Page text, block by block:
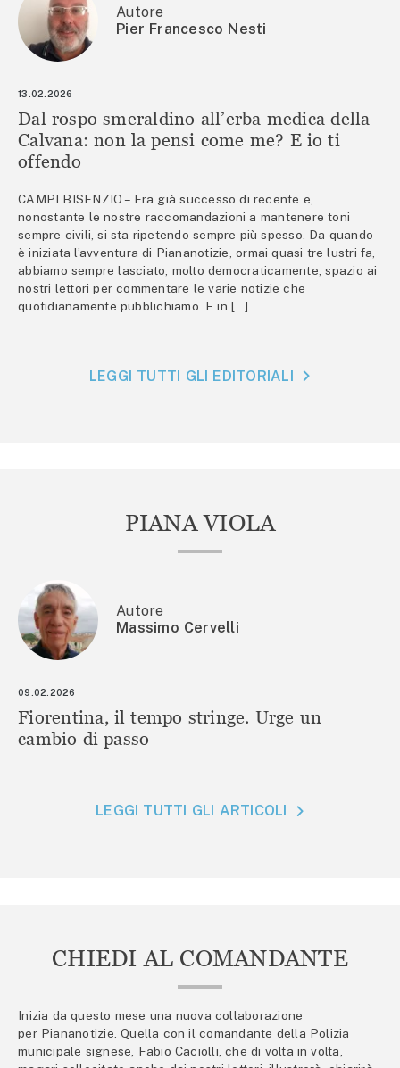
Autore
Pier Francesco Nesti
13.02.2026
Dal rospo smeraldino all’erba medica della
Calvana: non la pensi come me? E io ti
offendo
CAMPI BISENZIO – Era già successo di recente e,
nonostante le nostre raccomandazioni a mantenere toni
sempre civili, si sta ripetendo sempre più spesso. Da quando
è iniziata l’avventura di Piananotizie, ormai quasi tre lustri fa,
abbiamo sempre lasciato, molto democraticamente, spazio ai
nostri lettori per commentare le varie notizie che
quotidianamente pubblichiamo. E in […]
LEGGI TUTTI GLI EDITORIALI
PIANA VIOLA
Autore
Massimo Cervelli
09.02.2026
Fiorentina, il tempo stringe. Urge un
cambio di passo
LEGGI TUTTI GLI ARTICOLI
CHIEDI AL COMANDANTE
Inizia da questo mese una nuova collaborazione
per Piananotizie. Quella con il comandante della Polizia
municipale signese, Fabio Caciolli, che di volta in volta,